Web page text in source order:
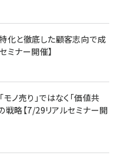
化と徹底した顧客志向で成
ミナー開催】
ノ売り」ではなく「価値共
戦略【7/29リアルセミナー開